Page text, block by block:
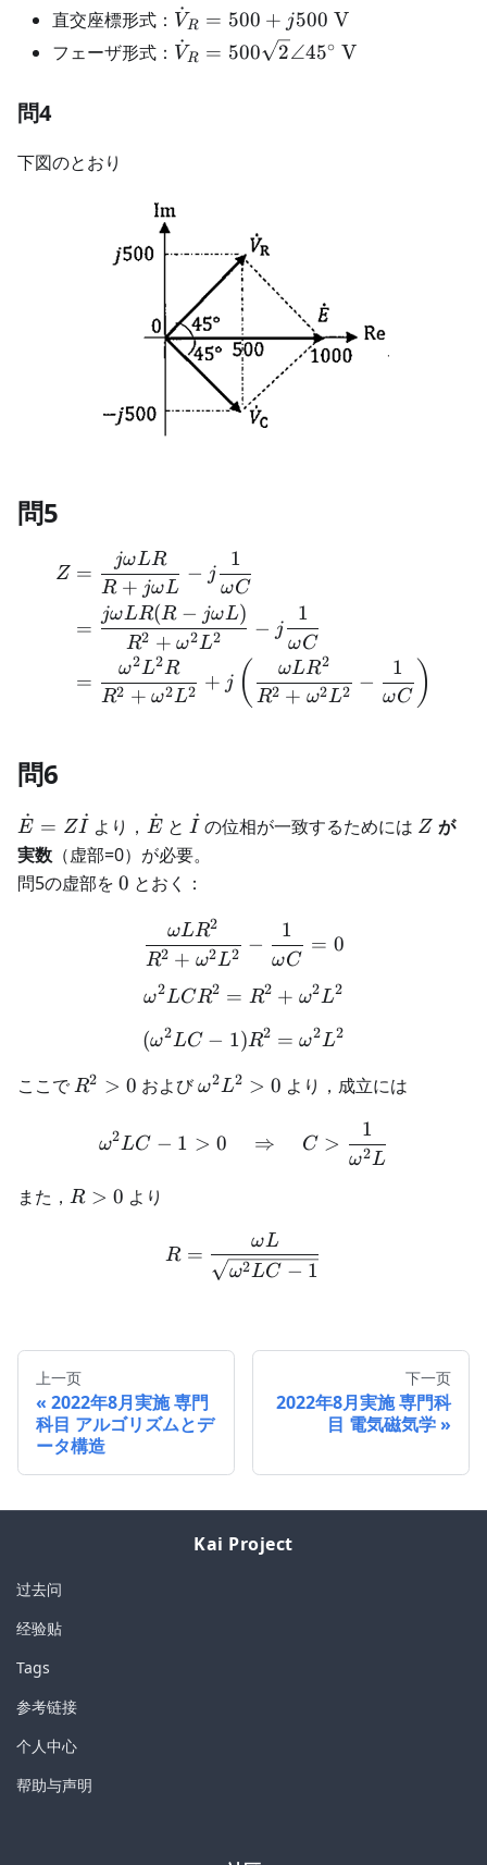
直交座標形式： \dot{V}_R=500+j500\
\mathrm{V}
V
˙ R = 500 + j500 V
フェーザ形式： \dot{V}_R=500\sqrt{2}\angle
V
˙ R = 500 2∠45∘ V
問4
下図のとおり
問5
Z =
R + jωL
jωLR
− j
ωC
1
=
R2 + ω2L2
jωLR(R − jωL)
− j
ωC
1
=
R2 + ω2L2
ω2L2R
+ j ( R2 + ω2L2
ωLR2
−
ωC
1 )
問6
\dot{E}=Z\dot{I}
E
˙ = ZI˙ より， \dot{E}
E
˙ と\dot{I}
I˙ の位相が一致するためには Z
Z が
実数 （虚部=0）が必要。
問5の虚部を 0
0 とおく：
\frac{\omega
R2 + ω2L2
ωLR2
−
ωC
1
= 0
ω2LCR2 = R2 + ω2L2
(\omega^2LC-
(ω2LC − 1)R2 = ω2L2
ここで R^2>0
R2 > 0 および\omega^2L^2>0
ω2L2 > 0 より，成立には
\omega^2LC-
ω2LC − 1 > 0 ⇒ C >
ω2L
1
また， R>0
R > 0 より
R=\frac{\omega
R =
ω2LC − 1
ωL
上一页
2022年8月実施 専門
科目 アルゴリズムとデ
ータ構造
下一页
2022年8月実施 専門科
目 電気磁気学
Kai Project
过去问
经验贴
Tags
参考链接
个人中心
帮助与声明